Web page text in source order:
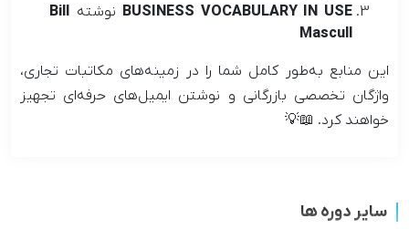
BUSINESS VOCABULARY IN USE نوشته Bill
Mascull
این منابع به‌طور کامل شما را در زمینه‌های مکاتبات تجاری،
واژگان تخصصی بازرگانی و نوشتن ایمیل‌های حرفه‌ای تجهیز
خواهند کرد. 📖💡
سایر دوره ها